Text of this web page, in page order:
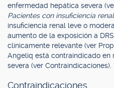
enfermedad hepática severa
Pacientes con insuficiencia
insuficiencia renal leve o
aumento de la exposición a
clínicamente relevante (ver
Angeliq está contraindicado en
severa (ver Contraindicaciones).
Contraindicaciones.